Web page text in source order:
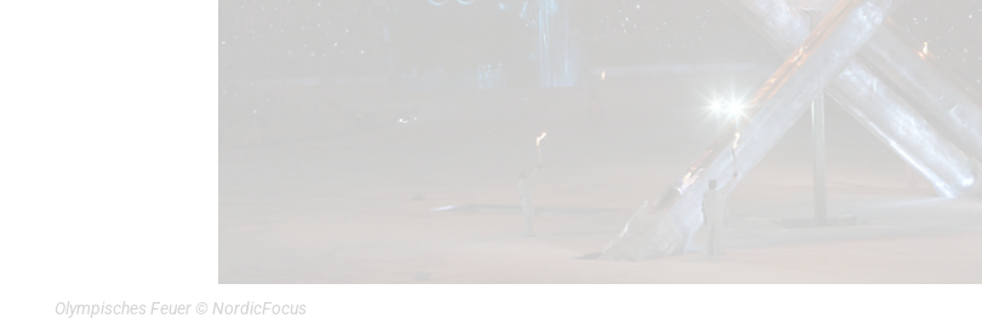
Olympisches Feuer © NordicFocus